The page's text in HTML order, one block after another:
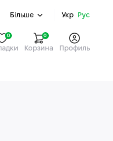
Більше Укр Рус
0 0
Корзина Профиль